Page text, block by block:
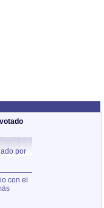
por
con el